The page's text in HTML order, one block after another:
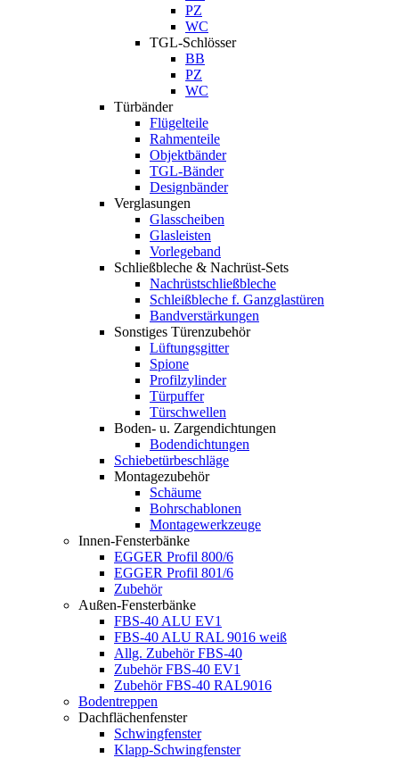
PZ
WC
TGL-Schlösser
BB
PZ
WC
Türbänder
Flügelteile
Rahmenteile
Objektbänder
TGL-Bänder
Designbänder
Verglasungen
Glasscheiben
Glasleisten
Vorlegeband
Schließbleche & Nachrüst-Sets
Nachrüstschließbleche
Schleißbleche f. Ganzglastüren
Bandverstärkungen
Sonstiges Türenzubehör
Lüftungsgitter
Spione
Profilzylinder
Türpuffer
Türschwellen
Boden- u. Zargendichtungen
Bodendichtungen
Schiebetürbeschläge
Montagezubehör
Schäume
Bohrschablonen
Montagewerkzeuge
Innen-Fensterbänke
EGGER Profil 800/6
EGGER Profil 801/6
Zubehör
Außen-Fensterbänke
FBS-40 ALU EV1
FBS-40 ALU RAL 9016 weiß
Allg. Zubehör FBS-40
Zubehör FBS-40 EV1
Zubehör FBS-40 RAL9016
Bodentreppen
Dachflächenfenster
Schwingfenster
Klapp-Schwingfenster